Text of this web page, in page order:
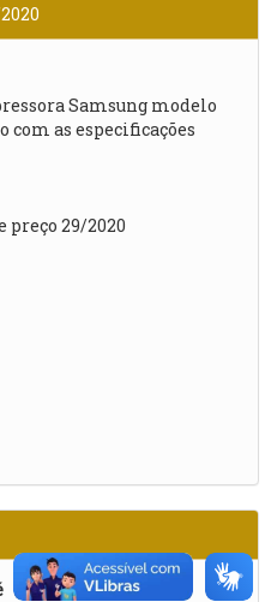
Samsung modelo
com as especificações
preço 29/2020